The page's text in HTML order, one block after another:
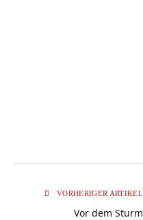
VORHERIGER ARTIKEL
Vor dem Sturm